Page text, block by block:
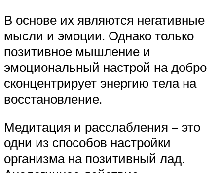
В основе их являются негативные
мысли и эмоции. Однако только
позитивное мышление и
эмоциональный настрой на добро
сконцентрирует энергию тела на
восстановление.
Медитация и расслабления – это
одни из способов настройки
организма на позитивный лад.